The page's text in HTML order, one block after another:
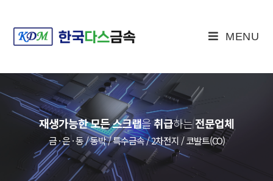
MENU
재생가능한 모든 스크랩을취급하는전문업체
금 · 은 · 동 / 동박 / 특수금속 / 2차전지 / 코발트(CO)